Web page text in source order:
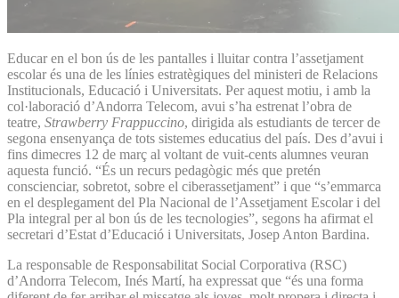
Educar en el bon ús de les pantalles i lluitar contra l’assetjament
escolar és una de les línies estratègiques del ministeri de Relacions
Institucionals, Educació i Universitats. Per aquest motiu, i amb la
col·laboració d’Andorra Telecom, avui s’ha estrenat l’obra de
teatre, Strawberry Frappuccino, dirigida als estudiants de tercer de
segona ensenyança de tots sistemes educatius del país. Des d’avui i
fins dimecres 12 de març al voltant de vuit-cents alumnes veuran
aquesta funció. “És un recurs pedagògic més que pretén
conscienciar, sobretot, sobre el ciberassetjament” i que “s’emmarca
en el desplegament del Pla Nacional de l’Assetjament Escolar i del
Pla integral per al bon ús de les tecnologies”, segons ha afirmat el
secretari d’Estat d’Educació i Universitats, Josep Anton Bardina.
La responsable de Responsabilitat Social Corporativa (RSC)
d’Andorra Telecom, Inés Martí, ha expressat que “és una forma